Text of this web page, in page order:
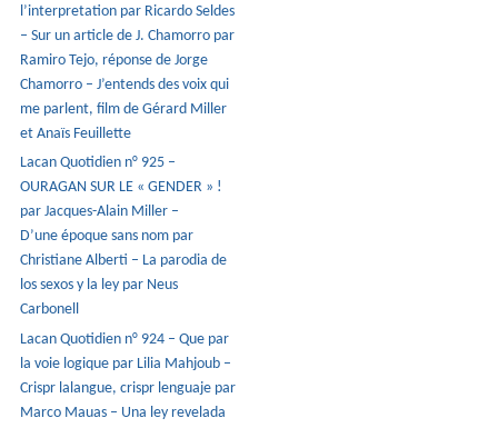
l’interpretation par Ricardo Seldes
– Sur un article de J. Chamorro par
Ramiro Tejo, réponse de Jorge
Chamorro – J’entends des voix qui
me parlent, film de Gérard Miller
et Anaïs Feuillette
Lacan Quotidien n° 925 –
OURAGAN SUR LE « GENDER » !
par Jacques-Alain Miller –
D’une époque sans nom par
Christiane Alberti – La parodia de
los sexos y la ley par Neus
Carbonell
Lacan Quotidien n° 924 – Que par
la voie logique par Lilia Mahjoub –
Crispr lalangue, crispr lenguaje par
Marco Mauas – Una ley revelada